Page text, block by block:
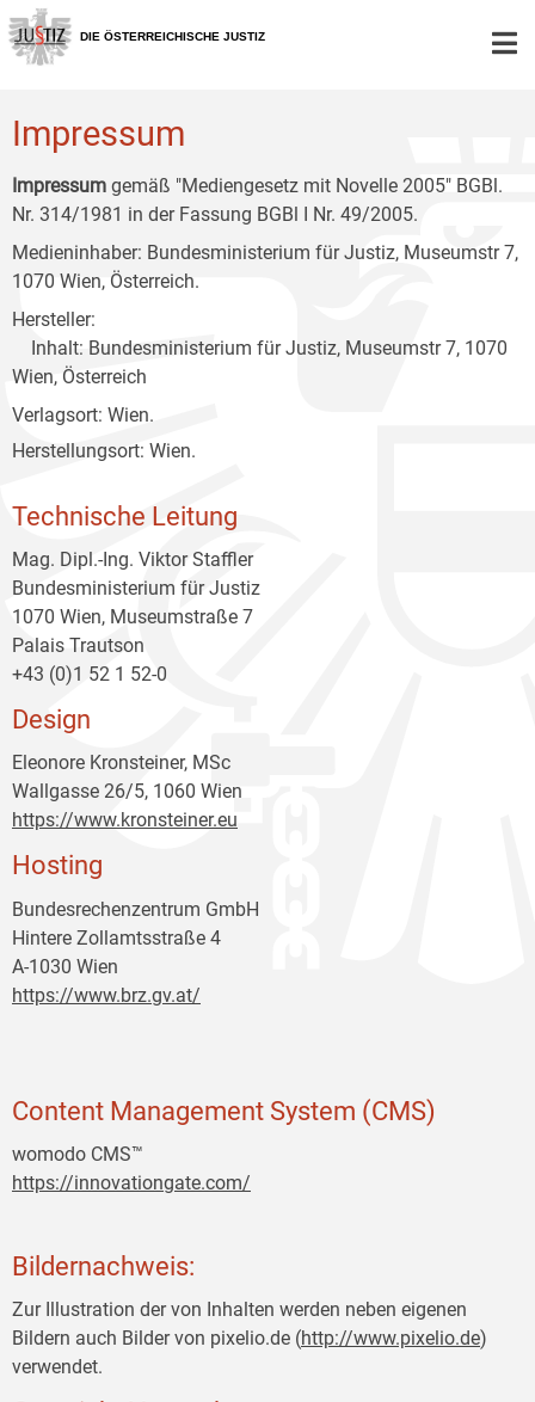
Zur
Hauptnavigation
[1]
Zum
Inhalt
[2]
Zum
Untermenü
[3]
DIE ÖSTERREICHISCHE JUSTIZ
Impressum
Impressum gemäß "Mediengesetz mit Novelle 2005" BGBl.
Nr. 314/1981 in der Fassung BGBl I Nr. 49/2005.
Medieninhaber: Bundesministerium für Justiz, Museumstr 7,
1070 Wien, Österreich.
Hersteller:
Inhalt: Bundesministerium für Justiz, Museumstr 7, 1070
Wien, Österreich
Verlagsort: Wien.
Herstellungsort: Wien.
Technische Leitung
Mag. Dipl.-Ing. Viktor Staffler
Bundesministerium für Justiz
1070 Wien, Museumstraße 7
Palais Trautson
+43 (0)1 52 1 52-0
Design
Eleonore Kronsteiner, MSc
Wallgasse 26/5, 1060 Wien
https://www.kronsteiner.eu
Hosting
Bundesrechenzentrum GmbH
Hintere Zollamtsstraße 4
A-1030 Wien
https://www.brz.gv.at/
Content Management System (CMS)
womodo CMS™
https://innovationgate.com/
Bildernachweis:
Zur Illustration der von Inhalten werden neben eigenen
Bildern auch Bilder von pixelio.de (http://www.pixelio.de)
verwendet.